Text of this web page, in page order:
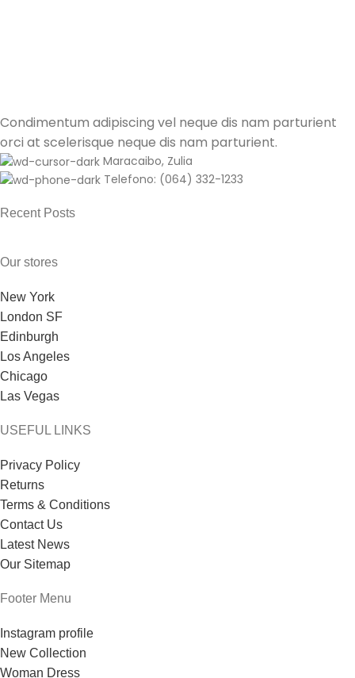
Condimentum adipiscing vel neque dis nam parturient
orci at scelerisque neque dis nam parturient.
Maracaibo, Zulia
Telefono: (064) 332-1233
Recent Posts
Our stores
New York
London SF
Edinburgh
Los Angeles
Chicago
Las Vegas
USEFUL LINKS
Privacy Policy
Returns
Terms & Conditions
Contact Us
Latest News
Our Sitemap
Footer Menu
Instagram profile
New Collection
Woman Dress